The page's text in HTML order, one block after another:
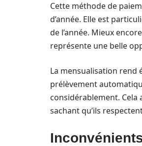
Cette méthode de
d’année. Elle est
de l’année. Mieux
représente une belle
La mensualisation rend
prélèvement
considérablement. Cela
sachant qu’ils